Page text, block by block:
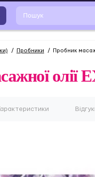
Пробники Пробник
олії